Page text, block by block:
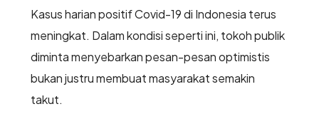
Kasus harian positif Covid-19 di Indonesia terus
meningkat. Dalam kondisi seperti ini, tokoh publik
diminta menyebarkan pesan-pesan optimistis
bukan justru membuat masyarakat semakin
takut.